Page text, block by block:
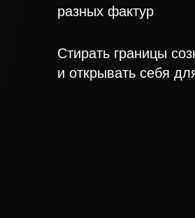
Стирать границы
и открывать себя
разных фактур